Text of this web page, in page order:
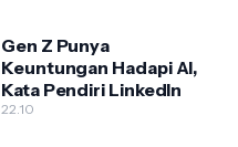
Gen Z Punya
Keuntungan Hadapi AI,
Kata Pendiri LinkedIn
22.10